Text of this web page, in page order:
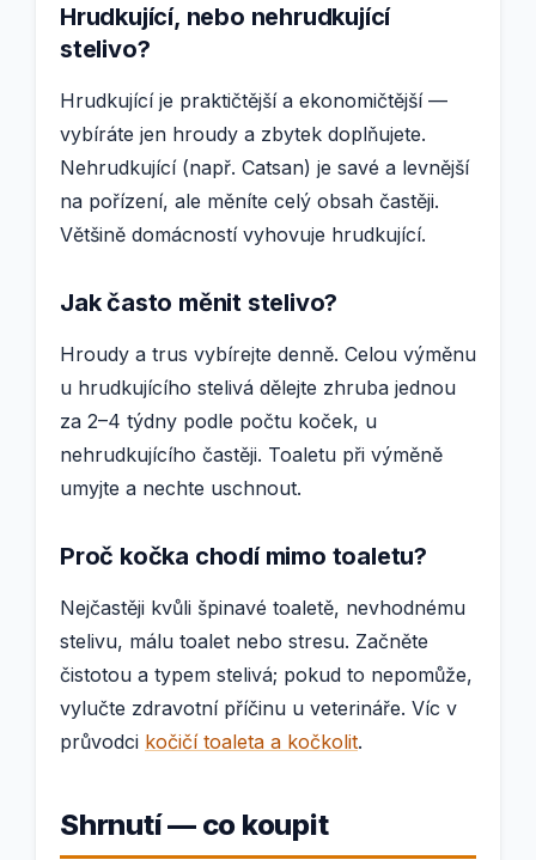
Hrudkující, nebo nehrudkující
stelivo?
Hrudkující je praktičtější a ekonomičtější —
vybíráte jen hroudy a zbytek doplňujete.
Nehrudkující (např. Catsan) je savé a levnější
na pořízení, ale měníte celý obsah častěji.
Většině domácností vyhovuje hrudkující.
Jak často měnit stelivo?
Hroudy a trus vybírejte denně. Celou výměnu
u hrudkujícího stelivá dělejte zhruba jednou
za 2–4 týdny podle počtu koček, u
nehrudkujícího častěji. Toaletu při výměně
umyjte a nechte uschnout.
Proč kočka chodí mimo toaletu?
Nejčastěji kvůli špinavé toaletě, nevhodnému
stelivu, málu toalet nebo stresu. Začněte
čistotou a typem stelivá; pokud to nepomůže,
vylučte zdravotní příčinu u veterináře. Víc v
průvodci kočičí toaleta a kočkolit.
Shrnutí — co koupit